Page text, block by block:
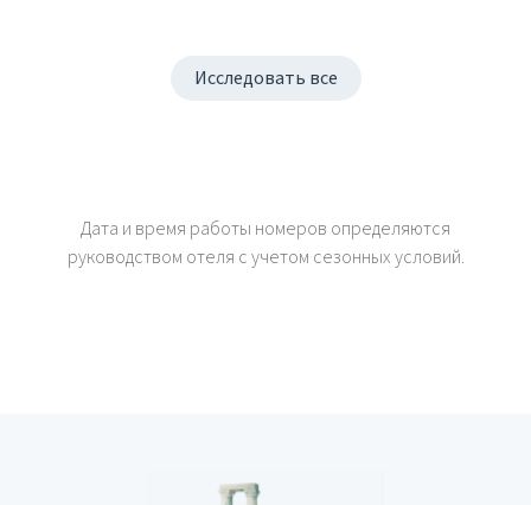
Исследовать все
Дата и время работы номеров определяются
руководством отеля с учетом сезонных условий.